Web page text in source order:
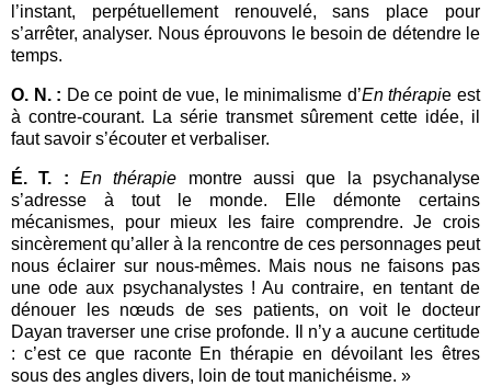
l’instant, perpétuellement renouvelé, sans place pour
s’arrêter, analyser. Nous éprouvons le besoin de détendre le
temps.
O. N. : De ce point de vue, le minimalisme d’En thérapie est
à contre-courant. La série transmet sûrement cette idée, il
faut savoir s’écouter et verbaliser.
É. T. : En thérapie montre aussi que la psychanalyse
s’adresse à tout le monde. Elle démonte certains
mécanismes, pour mieux les faire comprendre. Je crois
sincèrement qu’aller à la rencontre de ces personnages peut
nous éclairer sur nous-mêmes. Mais nous ne faisons pas
une ode aux psychanalystes ! Au contraire, en tentant de
dénouer les nœuds de ses patients, on voit le docteur
Dayan traverser une crise profonde. Il n’y a aucune certitude
: c’est ce que raconte En thérapie en dévoilant les êtres
sous des angles divers, loin de tout manichéisme. »